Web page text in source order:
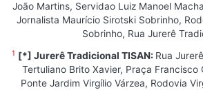
João Martins, Servidao Luiz Manoel
Jornalista Maurício Sirotski Sobrinho,
Sobrinho, Rua Jurerê
1 [*] Jurerê Tradicional TISAN: Rua
Tertuliano Brito Xavier, Praça Francisco
Ponte Jardim Virgílio Várzea, Rodovia